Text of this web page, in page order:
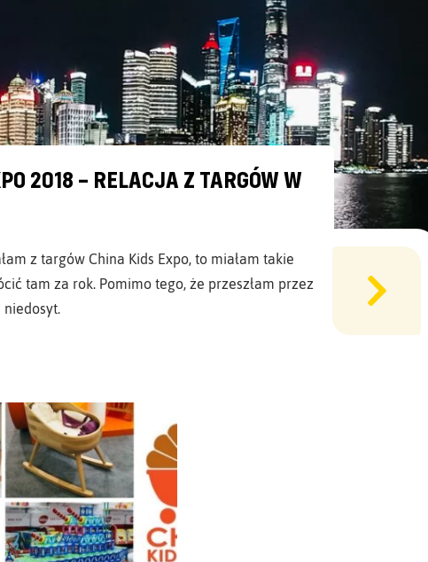
2018 – RELACJA Z TARGÓW W
z targów China Kids Expo, to miałam takie
tam za rok. Pomimo tego, że przeszłam przez
niedosyt.